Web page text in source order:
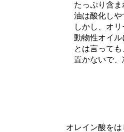
たっぷり含まれ
油は酸化しやす
しかし、オリー
動物性オイルに
とは言っても、
置かないで、冷
オレイン酸をはじ